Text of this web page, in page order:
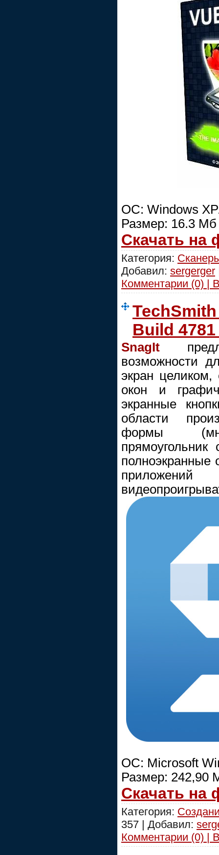
ОС: Windows
Размер: 16.3 Мб
Скачать на
Категория:
Добавил: sergerger
Комментарии (0) |
Build
SnagIt
возможности
экран целиком,
окон и
экранные
области
формы
прямоугольник
полноэкранные
ОС: Microsoft
Размер: 242,90
Скачать на
Категория:
357 | Добавил:
Комментарии (0) |